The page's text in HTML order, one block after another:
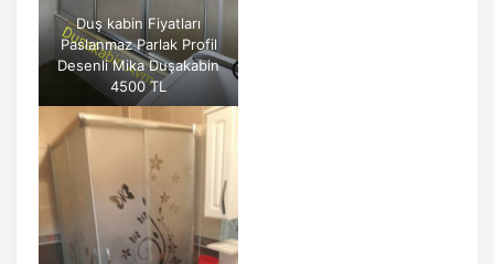
Duş kabin Fiyatları
Paslanmaz Parlak Profil
Desenli Mika Duşakabin
4500 TL